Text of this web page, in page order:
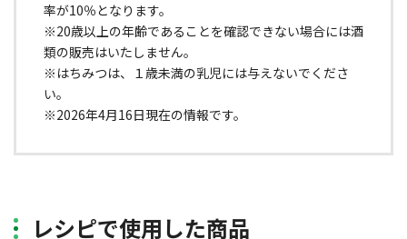
率が10％となります。
※20歳以上の年齢であることを確認できない場合には酒
類の販売はいたしません。
※はちみつは、１歳未満の乳児には与えないでくださ
い。
※2026年4月16日現在の情報です。
レシピで使用した商品